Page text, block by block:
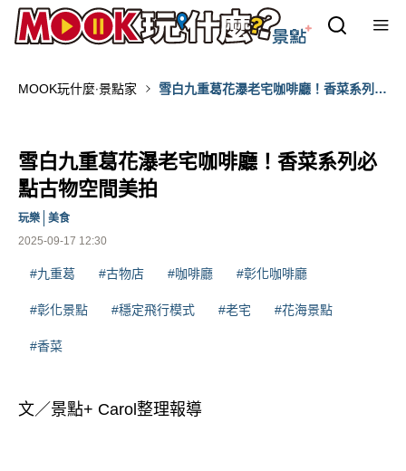
MOOK玩什麼‧景點家
雪白九重葛花瀑老宅咖啡廳！香菜系列必
雪白九重葛花瀑老宅咖啡廳！香菜系列必
點古物空間美拍
2025-09-17 12:30
玩樂 美食
#九重葛 #古物店 #咖啡廳 #彰化咖啡廳
#彰化景點 #穩定飛行模式 #老宅 #花海景點
#香菜
文／景點+ Carol整理報導